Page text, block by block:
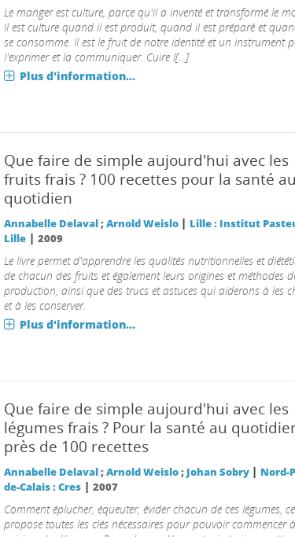
Le manger est culture, parce qu'il a inventé et transformé le
Il est culture quand il est produit, quand il est préparé et
se consomme. Il est le fruit de notre identité et un instrument
l'exprimer et la communiquer. Cuire l[...]
Plus d'information...
Que faire de simple aujourd'hui avec les
fruits frais ? 100 recettes pour la santé au
quotidien
Annabelle Delaval;Arnold Weislo | Lille : Institut
Lille| 2009
Le livre permet d'apprendre les qualités nutritionnelles et
de chacun des fruits et également leurs origines et méthodes
production, ainsi que des trucs et astuces qui aiderons à les
et à les conserver.
Plus d'information...
Que faire de simple aujourd'hui avec les
légumes frais ? Pour la santé au
près de 100 recettes
Annabelle Delaval;Arnold Weislo; Johan Sobry | Nord-
de-Calais : Cres| 2007
Comment éplucher, équeuter, évider chacun de ces légumes,
propose toutes les clés nécessaires pour pouvoir commencer à